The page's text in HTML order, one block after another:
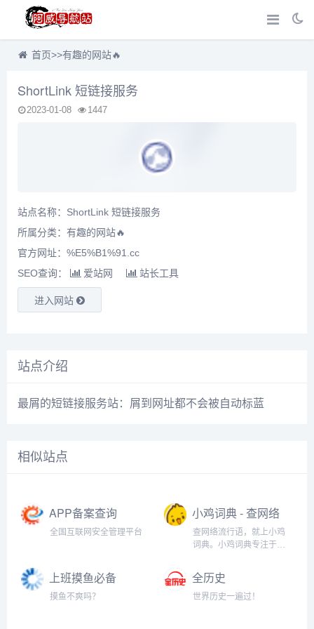
首页>>有趣的网站🔥
ShortLink 短链接服务
2023-01-08 1447
站点名称：ShortLink 短链接服务
所属分类： 有趣的网站🔥
官方网址：%E5%B1%91.cc
SEO查询：
爱站网 站长工具
进入网站
站点介绍
最屑的短链接服务站：屑到网址都不会被自动标蓝
相似站点
APP备案查询
全国互联网安全管理平台
小鸡词典 - 查网络
流行语，就上小
鸡词典
查网络流行语，就上小鸡
词典。小鸡词典专注于网
以最快的速度在全网捕捉
当下的网络热词。以简单
明了，清晰易懂的形式，
上班摸鱼必备
（假装电脑系统
摸鱼不爽吗？
全历史
世界历史一遍过！